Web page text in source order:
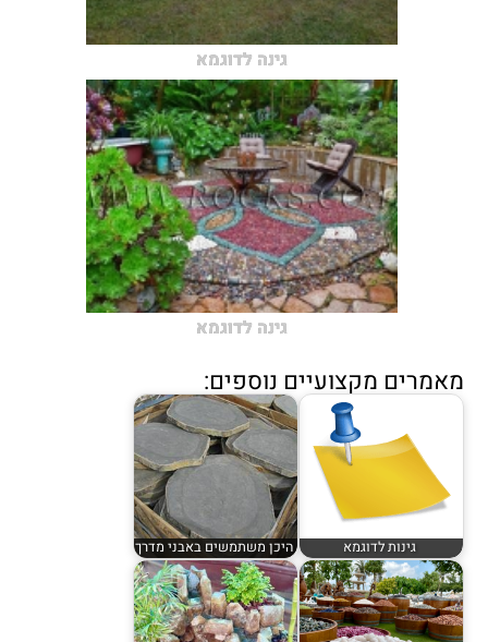
גינה לדוגמא
גינה לדוגמא
מאמרים מקצועיים נוספים:
גינות לדוגמא היכן משתמשים באבני מדרך